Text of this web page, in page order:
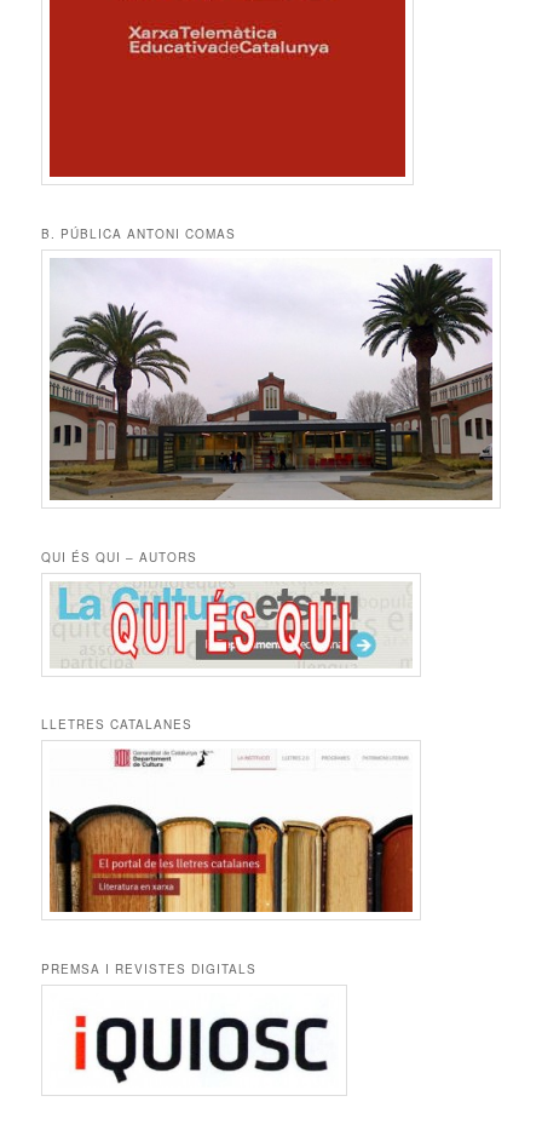
B. PÚBLICA ANTONI COMAS
QUI ÉS QUI – AUTORS
LLETRES CATALANES
PREMSA I REVISTES DIGITALS